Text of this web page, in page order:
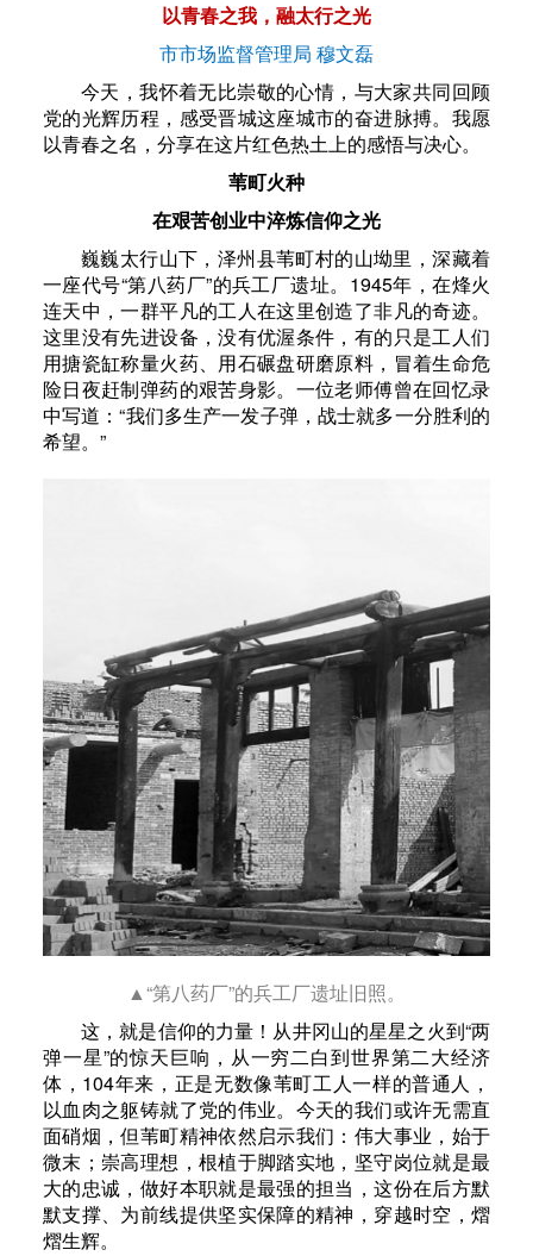
以青春之我，融太行之光
市市场监督管理局 穆文磊
今天，我怀着无比崇敬的心情，与大家共同回顾
党的光辉历程，感受晋城这座城市的奋进脉搏。我愿
以青春之名，分享在这片红色热土上的感悟与决心。
苇町火种
在艰苦创业中淬炼信仰之光
巍巍太行山下，泽州县苇町村的山坳里，深藏着
一座代号“第八药厂”的兵工厂遗址。1945年，在烽火
连天中，一群平凡的工人在这里创造了非凡的奇迹。
这里没有先进设备，没有优渥条件，有的只是工人们
用搪瓷缸称量火药、用石碾盘研磨原料，冒着生命危
险日夜赶制弹药的艰苦身影。一位老师傅曾在回忆录
中写道：“我们多生产一发子弹，战士就多一分胜利的
希望。”
▲“第八药厂”的兵工厂遗址旧照。
这，就是信仰的力量！从井冈山的星星之火到“两
弹一星”的惊天巨响，从一穷二白到世界第二大经济
体，104年来，正是无数像苇町工人一样的普通人，
以血肉之躯铸就了党的伟业。今天的我们或许无需直
面硝烟，但苇町精神依然启示我们：伟大事业，始于
微末；崇高理想，根植于脚踏实地，坚守岗位就是最
大的忠诚，做好本职就是最强的担当，这份在后方默
默支撑、为前线提供坚实保障的精神，穿越时空，熠
熠生辉。